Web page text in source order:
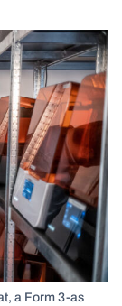
a Form 3-as